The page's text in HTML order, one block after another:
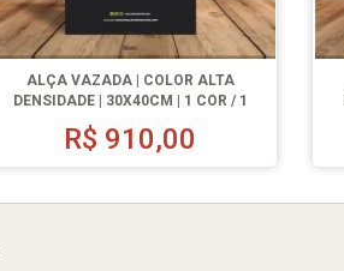
ALÇA VAZADA | COLOR ALTA
DENSIDADE | 30X40CM | 1 COR / 1
LADO | 1000 UN.
R$ 910,00